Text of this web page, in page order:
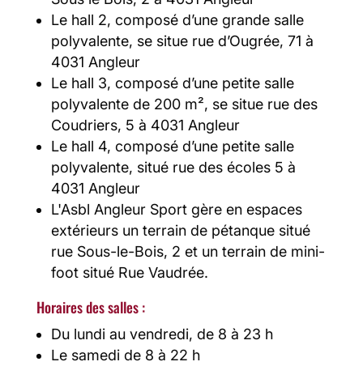
Le hall 2, composé d’une grande salle
polyvalente, se situe rue d’Ougrée, 71 à
4031 Angleur
Le hall 3, composé d’une petite salle
polyvalente de 200 m², se situe rue des
Coudriers, 5 à 4031 Angleur
Le hall 4, composé d’une petite salle
polyvalente, situé rue des écoles 5 à
4031 Angleur
L'Asbl Angleur Sport gère en espaces
extérieurs un terrain de pétanque situé
rue Sous-le-Bois, 2 et un terrain de mini-
foot situé Rue Vaudrée.
Horaires des salles :
Du lundi au vendredi, de 8 à 23 h
Le samedi de 8 à 22 h